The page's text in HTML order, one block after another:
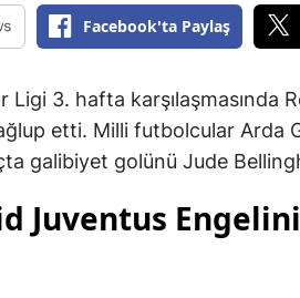
Facebook'ta Paylaş
Ligi 3. hafta karşılaşmasında
etti. Milli futbolcular Arda
galibiyet golünü Jude
Juventus